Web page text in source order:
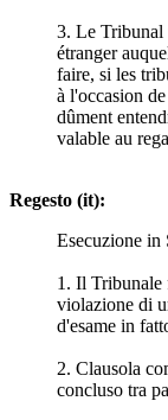
3. Le Tribunal
étranger
faire, si les
à l'occasion
dûment
valable au
Regesto (it):
Esecuzione in
1. Il Tribunale
violazione di
d'esame in
2. Clausola
concluso tra